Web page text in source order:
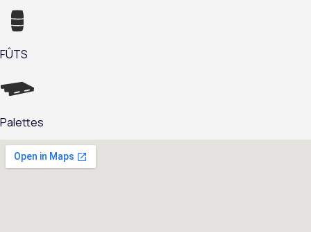
FÛTS
Palettes